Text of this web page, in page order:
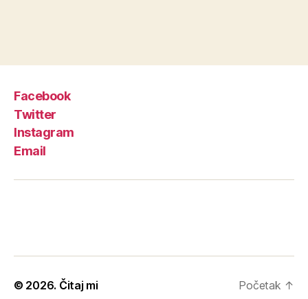
Facebook
Twitter
Instagram
Email
© 2026. Čitaj mi Početak ↑